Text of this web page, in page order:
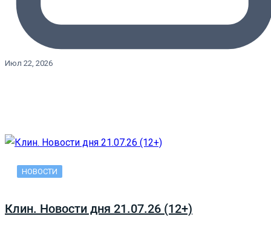
Июл 22, 2026
НОВОСТИ
Клин. Новости дня 21.07.26 (12+)